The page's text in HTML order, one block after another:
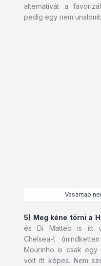
alternatívát a
pedig egy nem
Vasárnap
5) Meg kéne törni a
és Di Matteo is itt
Chelsea-t
Mourinho is csak egy
volt itt képes. Nem